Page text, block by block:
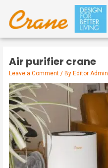
Air purifier crane
Leave a Comment / ByEditor Admin